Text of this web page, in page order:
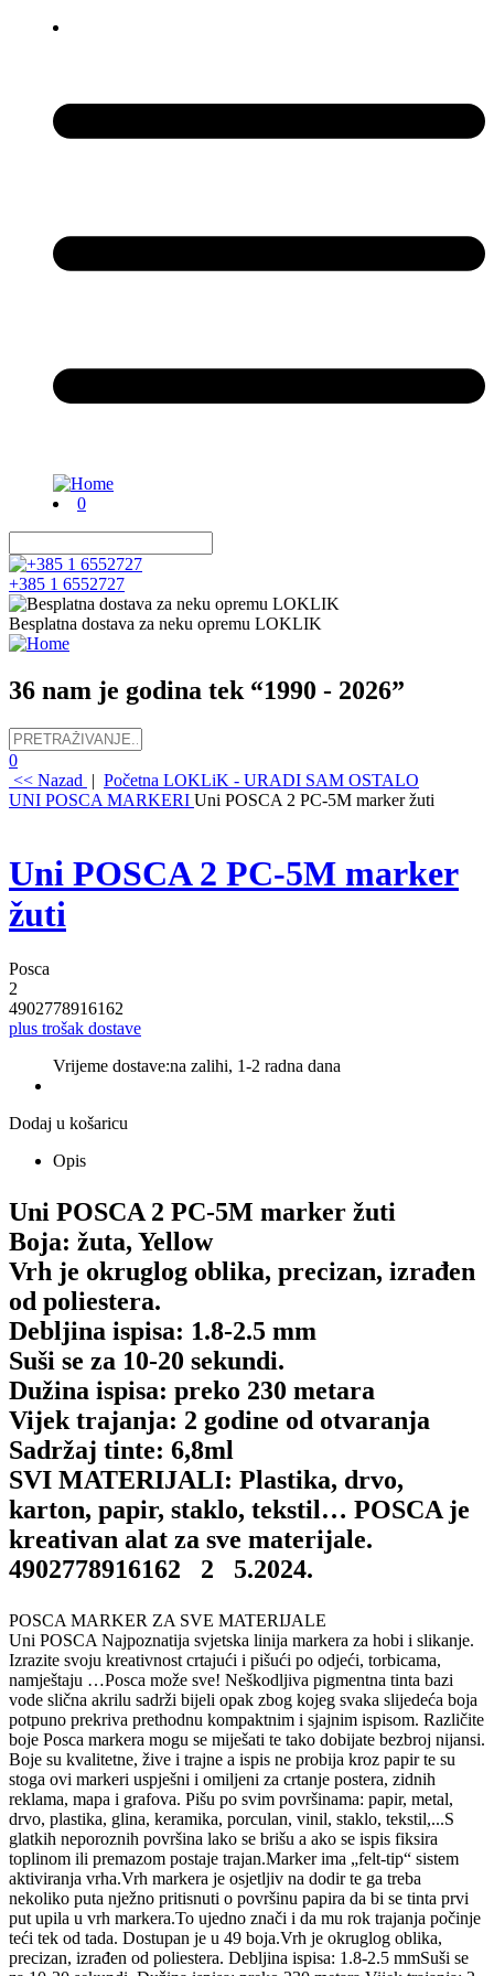
0
+385 1 6552727
Besplatna dostava za neku opremu LOKLIK
36 nam je godina tek “1990 - 2026”
0
<< Nazad | Početna LOKLiK - URADI SAM OSTALO
UNI POSCA MARKERI Uni POSCA 2 PC-5M marker žuti
Uni POSCA 2 PC-5M marker
žuti
Posca
2
4902778916162
plus trošak dostave
Vrijeme dostave:na zalihi, 1-2 radna dana
Dodaj u košaricu
Opis
Uni POSCA 2 PC-5M marker žuti
Boja: žuta, Yellow
Vrh je okruglog oblika, precizan, izrađen
od poliestera.
Debljina ispisa: 1.8-2.5 mm
Suši se za 10-20 sekundi.
Dužina ispisa: preko 230 metara
Vijek trajanja: 2 godine od otvaranja
Sadržaj tinte: 6,8ml
SVI MATERIJALI: Plastika, drvo,
karton, papir, staklo, tekstil… POSCA je
kreativan alat za sve materijale.
4902778916162 2 5.2024.
POSCA MARKER ZA SVE MATERIJALE
Uni POSCA Najpoznatija svjetska linija markera za hobi i slikanje.
Izrazite svoju kreativnost crtajući i pišući po odjeći, torbicama,
namještaju …Posca može sve! Neškodljiva pigmentna tinta bazi
vode slična akrilu sadrži bijeli opak zbog kojeg svaka slijedeća boja
potpuno prekriva prethodnu kompaktnim i sjajnim ispisom. Različite
boje Posca markera mogu se miješati te tako dobijate bezbroj nijansi.
Boje su kvalitetne, žive i trajne a ispis ne probija kroz papir te su
stoga ovi markeri uspješni i omiljeni za crtanje postera, zidnih
reklama, mapa i grafova. Pišu po svim površinama: papir, metal,
drvo, plastika, glina, keramika, porculan, vinil, staklo, tekstil,...S
glatkih neporoznih površina lako se brišu a ako se ispis fiksira
toplinom ili premazom postaje trajan.Marker ima „felt-tip“ sistem
aktiviranja vrha.Vrh markera je osjetljiv na dodir te ga treba
nekoliko puta nježno pritisnuti o površinu papira da bi se tinta prvi
put upila u vrh markera.To ujedno znači i da mu rok trajanja počinje
teći tek od tada. Dostupan je u 49 boja.Vrh je okruglog oblika,
precizan, izrađen od poliestera. Debljina ispisa: 1.8-2.5 mmSuši se